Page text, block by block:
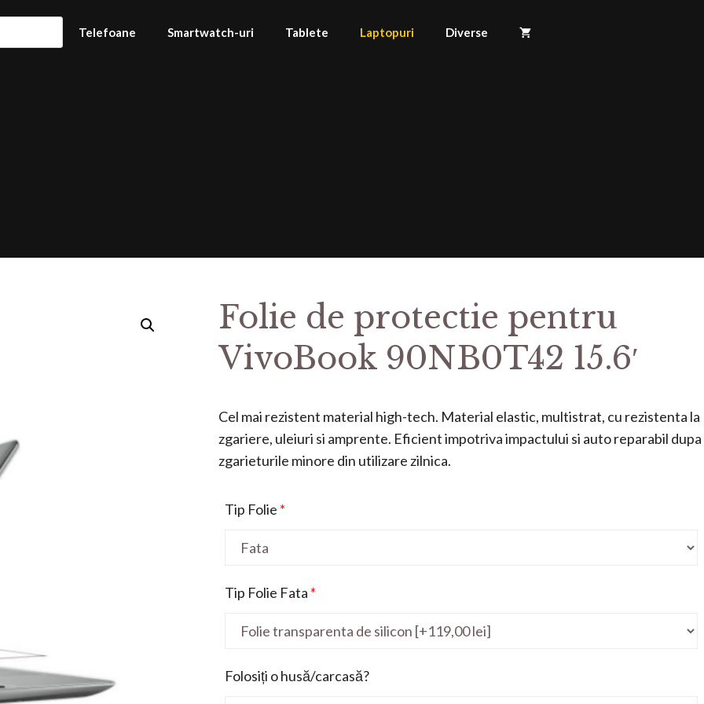
Telefoane Smartwatch-uri Tablete Laptopuri Diverse
Folie de protectie pentru
VivoBook 90NB0T42 15.6′
Cel mai rezistent material high-tech. Material elastic, multistrat, cu rezistenta la
zgariere, uleiuri si amprente. Eficient impotriva impactului si auto reparabil dupa
zgarieturile minore din utilizare zilnica.
Tip Folie *
Tip Folie Fata *
Folosiți o husă/carcasă?